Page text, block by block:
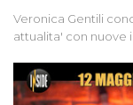
Veronica Gentili
attualita' con nuove